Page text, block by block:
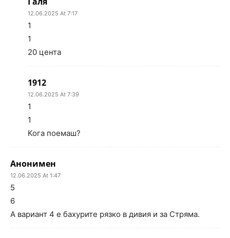
12.06.2025 At 7:17
1
1
20 цента
1912
12.06.2025 At 7:39
1
1
Кога поемаш?
Анонимен
12.06.2025 At 1:47
5
6
А вариант 4 е бахурите рязко в дивия и за Стряма.